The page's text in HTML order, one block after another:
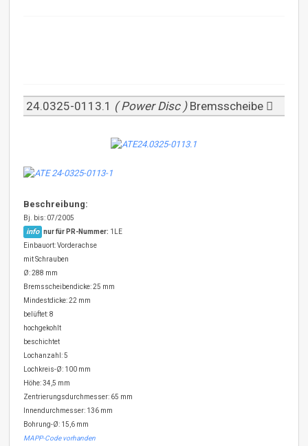
24.0325-0113.1 ( Power Disc ) Bremsscheibe
Beschreibung:
Bj. bis: 07/2005
info nur für PR-Nummer: 1LE
Einbauort: Vorderachse
mit Schrauben
Ø: 288 mm
Bremsscheibendicke: 25 mm
Mindestdicke: 22 mm
belüftet: 8
hochgekohlt
beschichtet
Lochanzahl: 5
Lochkreis-Ø: 100 mm
Höhe: 34,5 mm
Zentrierungsdurchmesser: 65 mm
Innendurchmesser: 136 mm
Bohrung-Ø: 15,6 mm
MAPP-Code vorhanden